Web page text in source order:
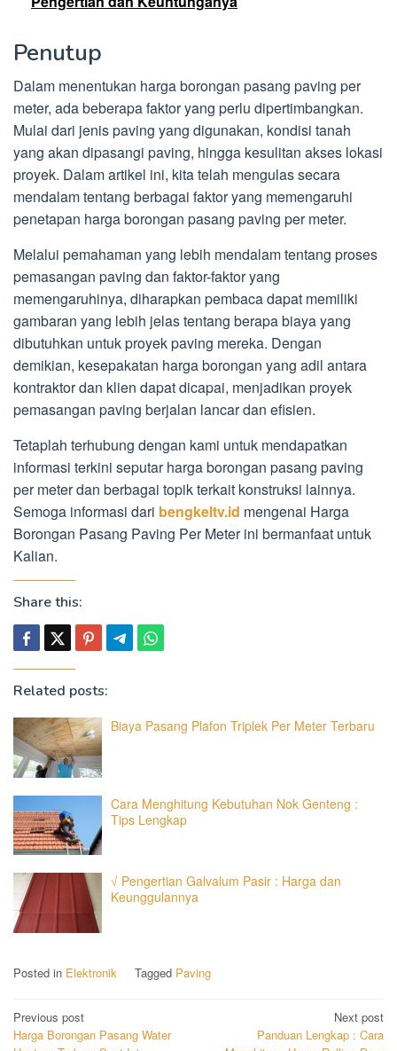
Penutup
Dalam menentukan harga borongan pasang paving per
meter, ada beberapa faktor yang perlu dipertimbangkan.
Mulai dari jenis paving yang digunakan, kondisi tanah
yang akan dipasangi paving, hingga kesulitan akses lokasi
proyek. Dalam artikel ini, kita telah mengulas secara
mendalam tentang berbagai faktor yang memengaruhi
penetapan harga borongan pasang paving per meter.
Melalui pemahaman yang lebih mendalam tentang proses
pemasangan paving dan faktor-faktor yang
memengaruhinya, diharapkan pembaca dapat memiliki
gambaran yang lebih jelas tentang berapa biaya yang
dibutuhkan untuk proyek paving mereka. Dengan
demikian, kesepakatan harga borongan yang adil antara
kontraktor dan klien dapat dicapai, menjadikan proyek
pemasangan paving berjalan lancar dan efisien.
Tetaplah terhubung dengan kami untuk mendapatkan
informasi terkini seputar harga borongan pasang paving
per meter dan berbagai topik terkait konstruksi lainnya.
Semoga informasi dari bengkeltv.id mengenai Harga
Borongan Pasang Paving Per Meter ini bermanfaat untuk
Kalian.
Share this:
Related posts:
Biaya Pasang Plafon Triplek Per Meter Terbaru
Cara Menghitung Kebutuhan Nok Genteng :
Tips Lengkap
√ Pengertian Galvalum Pasir : Harga dan
Keunggulannya
Posted in Elektronik Tagged Paving
Post
Previous post
Harga Borongan Pasang Water
Next post
Panduan Lengkap : Cara